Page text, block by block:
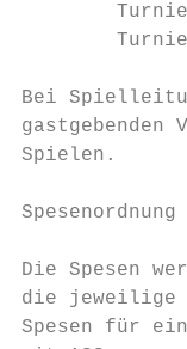
Bei
Spielen.
Die Spesen
die jeweilige
Spesen für